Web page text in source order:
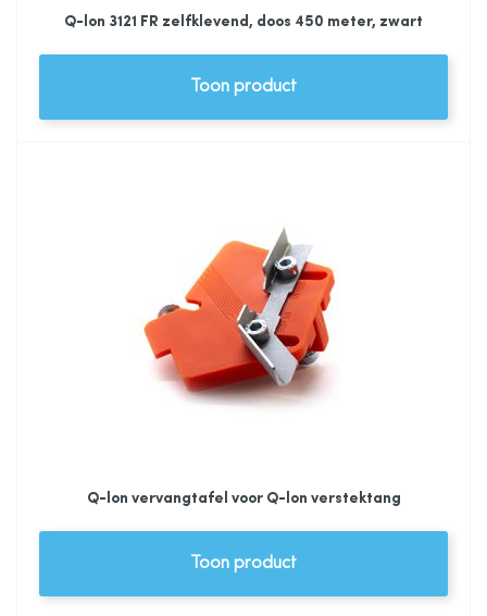
Q-lon 3121 FR zelfklevend, doos 450 meter, zwart
Toon product
Q-lon vervangtafel voor Q-lon verstektang
Toon product